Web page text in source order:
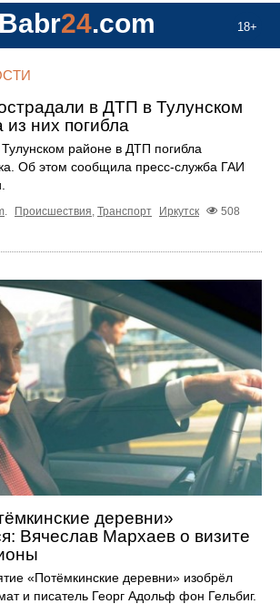
18+
Babr24.com
в ДТП в Тулунском
них погибла
районе в ДТП погибла
Об этом сообщила пресс‑служба ГАИ
. Происшествия, Транспорт Иркутск
508
деревни»
Вячеслав Мархаев о визите
«Потёмкинские деревни» изобрёл
и писатель Георг Адольф фон Гельбиг.